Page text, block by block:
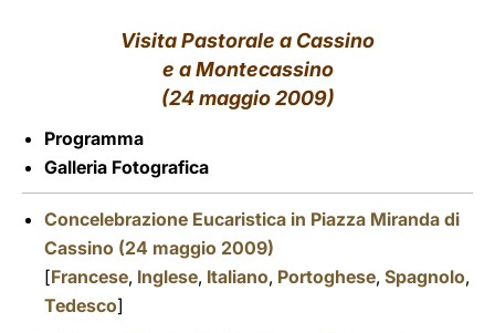
Visita Pastorale a Cassino
e a Montecassino
(24 maggio 2009)
Programma
Galleria Fotografica
Concelebrazione Eucaristica in Piazza Miranda di
Cassino (24 maggio 2009)
[Francese, Inglese, Italiano, Portoghese, Spagnolo,
Tedesco]